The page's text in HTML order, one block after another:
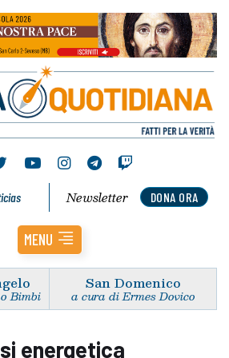
DONA ORA
Newsletter
MENU
Bimbi
San Domenico
a cura di Ermes Dovico
energetica